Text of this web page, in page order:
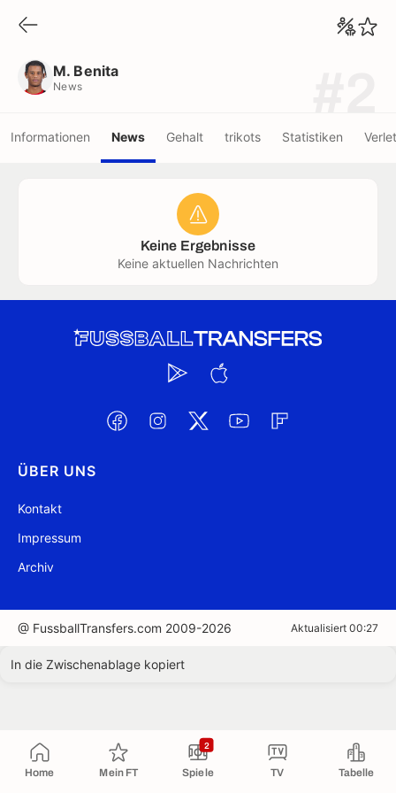
Home Mein FT Spiele
2
TV Tabelle
M. Benita
News
Informationen News Gehalt trikots Statistiken
Keine Ergebnisse
Keine aktuellen Nachrichten
ÜBER UNS
Kontakt
Impressum
Archiv
@ FussballTransfers.com 2009-2026 Aktualisiert 00:27
In die Zwischenablage kopiert